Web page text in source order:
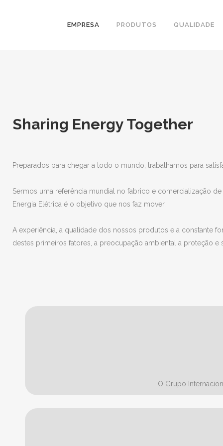
EMPRESA PRODUTOS QUALIDADE
Sharing Energy Together
Preparados para chegar a todo o mundo, trabalhamos para
Sermos uma referência mundial no fabrico e comercialização
Energia Elétrica é o objetivo que nos faz mover.
A experiência, a qualidade dos nossos produtos e a constante
destes primeiros fatores, a preocupação ambiental a proteção
O Grupo